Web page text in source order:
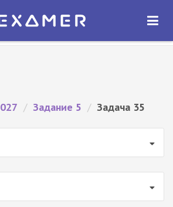
— ЕГЭ 2027
ОТКРЫТЬ
/ Задание 5 / Задача 35